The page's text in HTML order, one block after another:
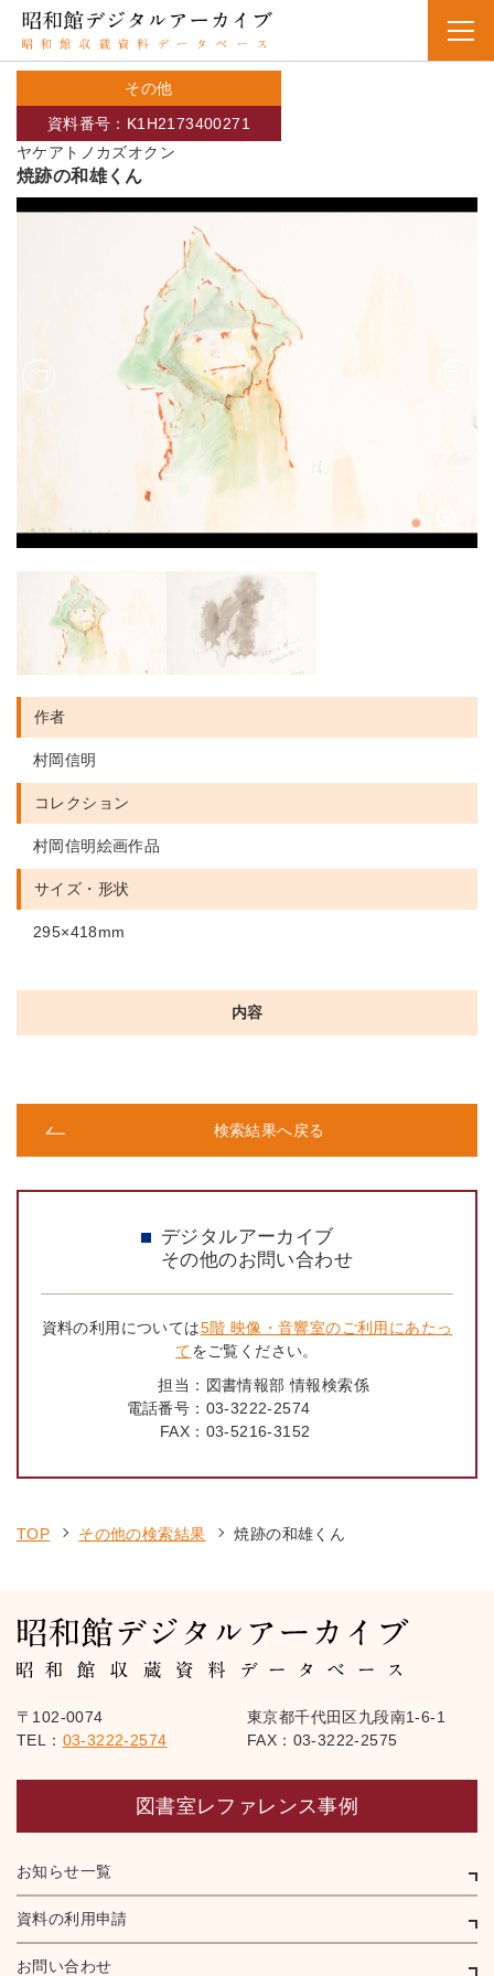
その他
ヤケアトノカズオクン
資料番号：K1H2173400271
焼跡の和雄くん
作者
村岡信明
コレクション
村岡信明絵画作品
サイズ・形状
295×418mm
内容
検索結果へ戻る
デジタルアーカイブ
その他のお問い合わせ
資料の利用については5階 映像・音響室のご利用にあたっ
てをご覧ください。
担当： 図書情報部 情報検索係
電話番号： 03-3222-2574
FAX： 03-5216-3152
TOP その他の検索結果 焼跡の和雄くん
〒102-0074
東京都千代田区九段南1-6-1
TEL： 03-3222-2574 FAX：03-3222-2575
図書室レファレンス事例
お知らせ一覧
資料の利用申請
お問い合わせ